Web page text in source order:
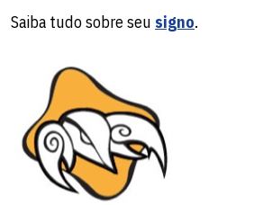
Saiba tudo sobre seu signo.